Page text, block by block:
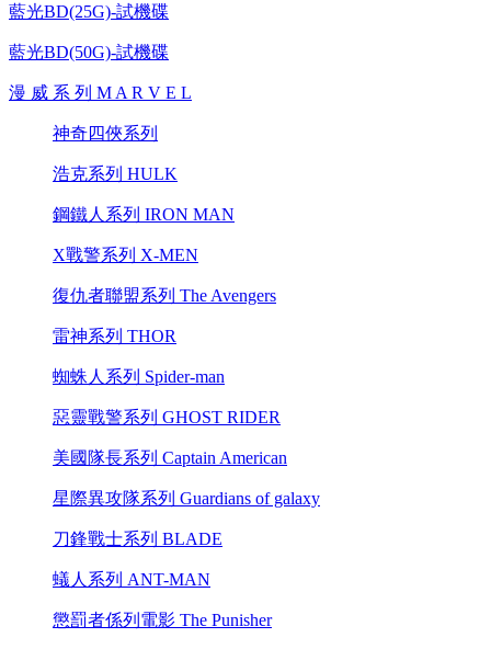
藍光BD(25G)-試機碟
藍光BD(50G)-試機碟
漫 威 系 列 M A R V E L
神奇四俠系列
浩克系列 HULK
鋼鐵人系列 IRON MAN
X戰警系列 X-MEN
復仇者聯盟系列 The Avengers
雷神系列 THOR
蜘蛛人系列 Spider-man
惡靈戰警系列 GHOST RIDER
美國隊長系列 Captain American
星際異攻隊系列 Guardians of galaxy
刀鋒戰士系列 BLADE
蟻人系列 ANT-MAN
懲罰者係列電影 The Punisher